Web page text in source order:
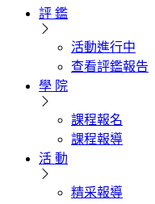
評 鑑
活動進行中
查看評鑑報告
學 院
課程報名
課程報導
活 動
精采報導